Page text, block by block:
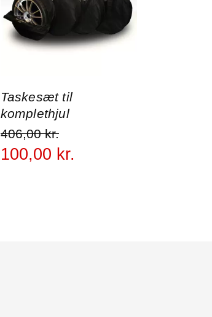
Taskesæt til
komplethjul
406,00 kr.
100,00 kr.